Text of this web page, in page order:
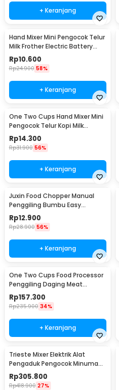
+ Keranjang
Hand Mixer Mini Pengocok Telur
Milk Frother Electric Battery
Power - HMP16
Rp10.600
Rp24.900 58%
+ Keranjang
One Two Cups Hand Mixer Mini
Pengocok Telur Kopi Milk
Frother Battery - HMP35
Rp14.300
Rp31.900 56%
+ Keranjang
Juxin Food Chopper Manual
Penggiling Bumbu Easy
Operation 230ml - JX10
Rp12.900
Rp28.900 56%
+ Keranjang
One Two Cups Food Processor
Penggiling Daging Meat
Grinder 2L 200W - JJ-1966
Rp157.300
Rp235.900 34%
+ Keranjang
Trieste Mixer Elektrik Alat
Pengaduk Pengocok Minuman
Otomatis 100W - HSM-705S
Rp305.800
Rp418.900 27%